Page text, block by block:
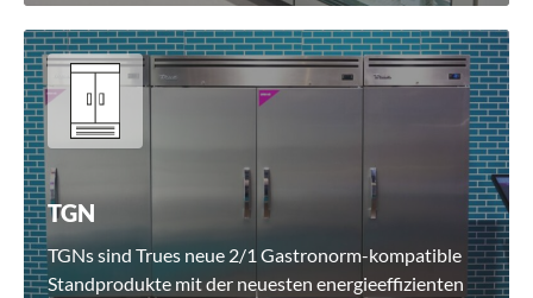
TGN
TGNs sind Trues neue 2/1 Gastronorm-kompatible
Standprodukte mit der neuesten energieeffizienten